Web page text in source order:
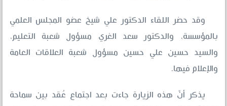
وقد حضر اللقاء الدكتور علي شيخ عضو المجلس العلمي
بالمؤسسة، والدكتور سعد الغري مسؤول شعبة التعليم،
والسيد حسين علي حسين مسؤول شعبة العلاقات العامة
والإعلام فيها.
يذكر أنّ هذه الزيارة جاءت بعد اجتماع عُقد بين سماحة